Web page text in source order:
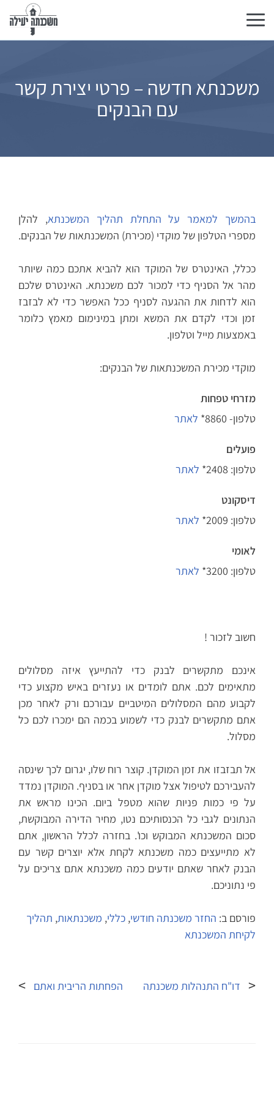
Toggle
navigation
משכנתא חדשה – פרטי יצירת קשר
עם הבנקים
בהמשך למאמר על התחלת תהליך המשכנתא, להלן
מספרי הטלפון של מוקדי (מכירת) המשכנתאות של הבנקים.
ככלל, האינטרס של המוקד הוא להביא אתכם כמה שיותר
מהר אל הסניף כדי למכור לכם משכנתא. האינטרס שלכם
הוא לדחות את ההגעה לסניף ככל האפשר כדי לא לבזבז
זמן וכדי לקדם את המשא ומתן במינימום מאמץ כלומר
באמצעות מייל וטלפון.
מוקדי מכירת המשכנתאות של הבנקים:
מזרחי טפחות
טלפון- 8860*
לאתר
פועלים
טלפון: 2408*
לאתר
דיסקונט
טלפון: 2009*
לאתר
לאומי
טלפון: 3200*
לאתר
חשוב לזכור !
אינכם מתקשרים לבנק כדי להתייעץ איזה מסלולים
מתאימים לכם. אתם לומדים או נעזרים באיש מקצוע כדי
לקבוע מהם המסלולים המיטביים עבורכם ורק לאחר מכן
אתם מתקשרים לבנק כדי לשמוע בכמה הם ימכרו לכם כל
מסלול.
אל תבזבזו את זמן המוקדן. קוצר רוח שלו, יגרום לכך שינסה
להעבירכם לטיפול אצל מוקדן אחר או בסניף. המוקדן נמדד
על פי כמות פניות שהוא מטפל ביום. הכינו מראש את
הנתונים לגבי כל הכנסותיכם נטו, מחיר הדירה המבוקשת,
סכום המשכנתא המבוקש וכו'. בחזרה לכלל הראשון, אתם
לא מתייעצים כמה משכנתא לקחת אלא יוצרים קשר עם
הבנק לאחר שאתם יודעים כמה משכנתא אתם צריכים על
פי נתוניכם.
פורסם ב: החזר משכנתה חודשי, כללי, משכנתאות, תהליך
לקיחת המשכנתא
דו"ח התנהלות משכנתה הפחתות הריבית ואתם